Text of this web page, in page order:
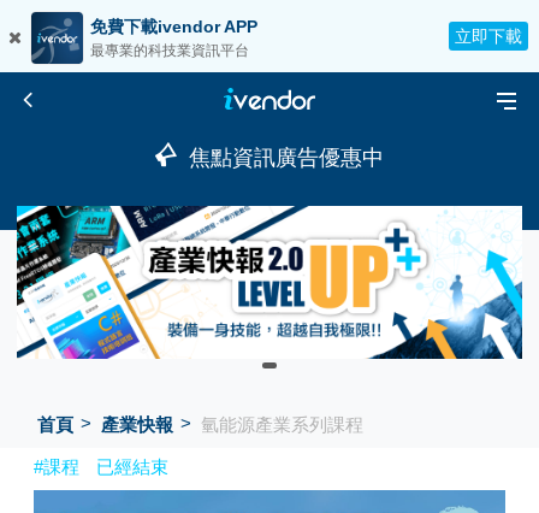
免費下載ivendor APP
最專業的科技業資訊平台
立即下載
焦點資訊廣告優惠中
首頁 產業快報 氫能源產業系列課程
#課程 已經結束